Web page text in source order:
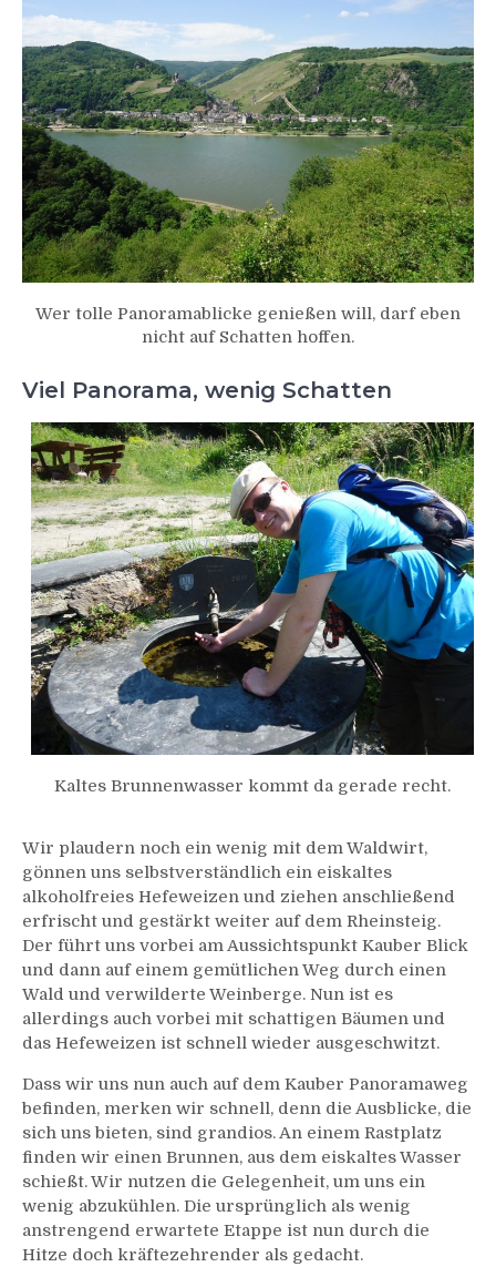
Wer tolle Panoramablicke genießen will, darf eben
nicht auf Schatten hoffen.
Viel Panorama, wenig Schatten
Kaltes Brunnenwasser kommt da gerade recht.
Wir plaudern noch ein wenig mit dem Waldwirt,
gönnen uns selbstverständlich ein eiskaltes
alkoholfreies Hefeweizen und ziehen anschließend
erfrischt und gestärkt weiter auf dem Rheinsteig.
Der führt uns vorbei am Aussichtspunkt Kauber Blick
und dann auf einem gemütlichen Weg durch einen
Wald und verwilderte Weinberge. Nun ist es
allerdings auch vorbei mit schattigen Bäumen und
das Hefeweizen ist schnell wieder ausgeschwitzt.
Dass wir uns nun auch auf dem Kauber Panoramaweg
befinden, merken wir schnell, denn die Ausblicke, die
sich uns bieten, sind grandios. An einem Rastplatz
finden wir einen Brunnen, aus dem eiskaltes Wasser
schießt. Wir nutzen die Gelegenheit, um uns ein
wenig abzukühlen. Die ursprünglich als wenig
anstrengend erwartete Etappe ist nun durch die
Hitze doch kräftezehrender als gedacht.